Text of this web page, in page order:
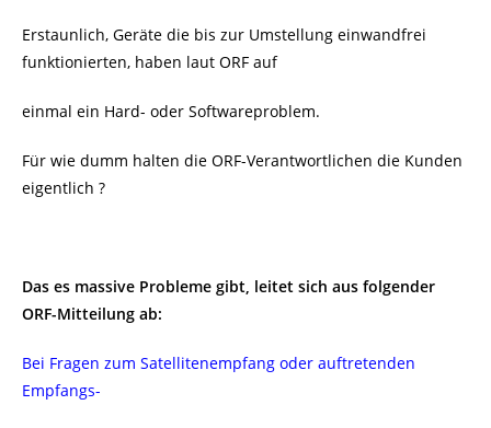
Erstaunlich, Geräte die bis zur Umstellung einwandfrei
funktionierten, haben laut ORF auf
einmal ein Hard- oder Softwareproblem.
Für wie dumm halten die ORF-Verantwortlichen die Kunden
eigentlich ?
Das es massive Probleme gibt, leitet sich aus folgender
ORF-Mitteilung ab:
Bei Fragen zum Satellitenempfang oder auftretenden
Empfangs-